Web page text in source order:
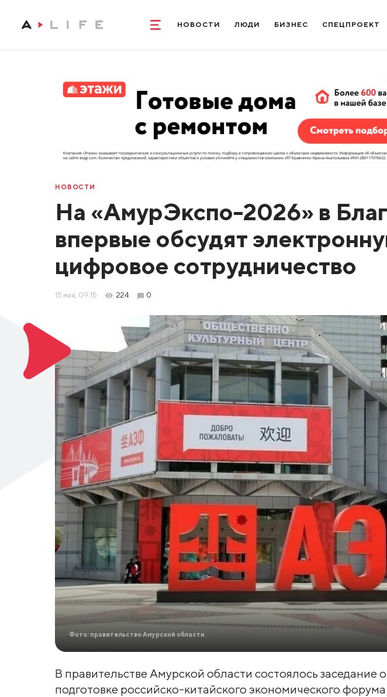
НОВОСТИ ЛЮДИ БИЗНЕС СПЕЦПРОЕКТ
НОВОСТИ
На «АмурЭкспо-2026» в
впервые обсудят
цифровое сотрудничество
15 мая, 09:15 224 0
Фото: правительство Амурской области
В правительстве Амурской области состоялось заседание
подготовке российско-китайского экономического